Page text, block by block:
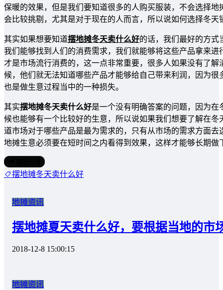
保暖的效果，但是我们要知道很多的人购买服装，不会选择
会比较挑剔，尤其是对于现在的人而言，所以说如何选择冬
其实如果想要知道摆地摊冬天卖什么好的话，我们最好的方式
我们能够找到人们的消费需求，我们就能够将这些产品拿来
才是市场流行消费的，这一点非常重要，很多人如果没有了
候，他们就无法知道哪些产品才能够给自己带来利润，因为
也是做生意过程当中的一种损失。
其实摆地摊冬天卖什么好是一个没有明确答案的问题，因为
候也能够有一个比较好的生意，所以说如果我们想要了解在
道市场对于哪些产品是最为需求的，只有从市场的需求方面
地摊生意必须要在短时间之内看得到效果，这样才能够长期做
摆地摊冬天卖什么好
地摊资讯
摆地摊夏天卖什么好，要根据当地的市
2018-12-8 15:00:15
地摊资讯